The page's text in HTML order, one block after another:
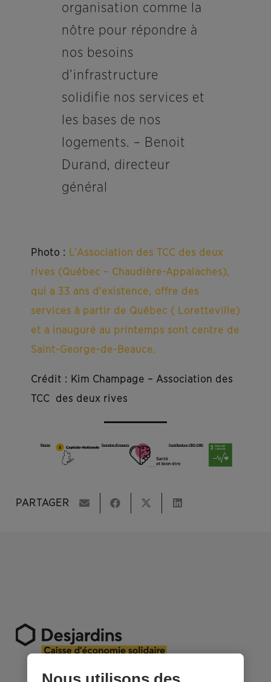
organisation comme la
nôtre pour répondre à
nos besoins
d’infrastructure
solidifie nos services et
les bases de nos
logements. – Benoit
Durand, directeur
général
Photo : L’Association des TCC des deux
rives (Québec – Chaudière-Appalaches),
qui a 33 ans d’existence, offre des
services à partir de Québec ( Loretteville)
et a inauguré au printemps sont centre de
Saint-George-de-Beauce.
Crédit : Kim Champage – Association des
TCC des deux rives
PARTAGER